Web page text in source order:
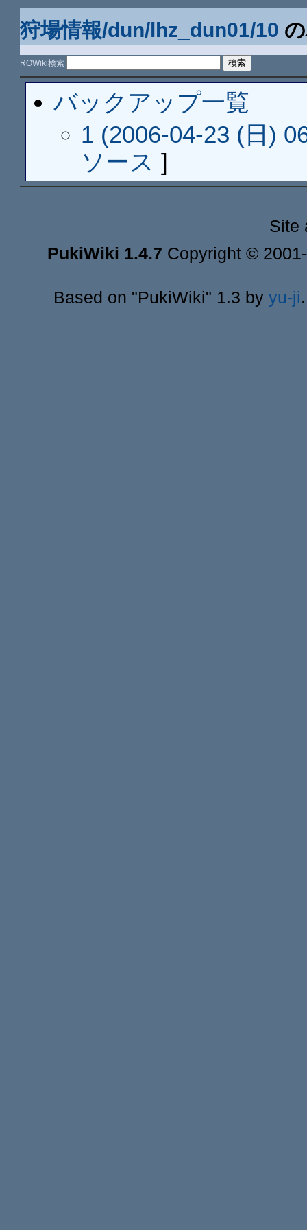
狩場情報/dun/lhz_dun01/10
ROWiki検索
バックアップ一覧
1 (2006-04-23 (日)
ソース ]
Site
PukiWiki 1.4.7 Copyright ©
Based on "PukiWiki" 1.3 by yu-ji